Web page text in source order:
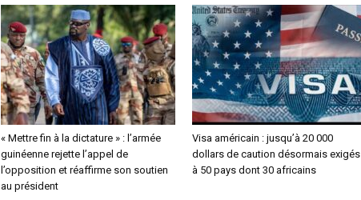
« Mettre fin à la dictature » : l’armée
guinéenne rejette l’appel de
l’opposition et réaffirme son soutien
au président
Visa américain : jusqu’à 20 000
dollars de caution désormais exigés
à 50 pays dont 30 africains